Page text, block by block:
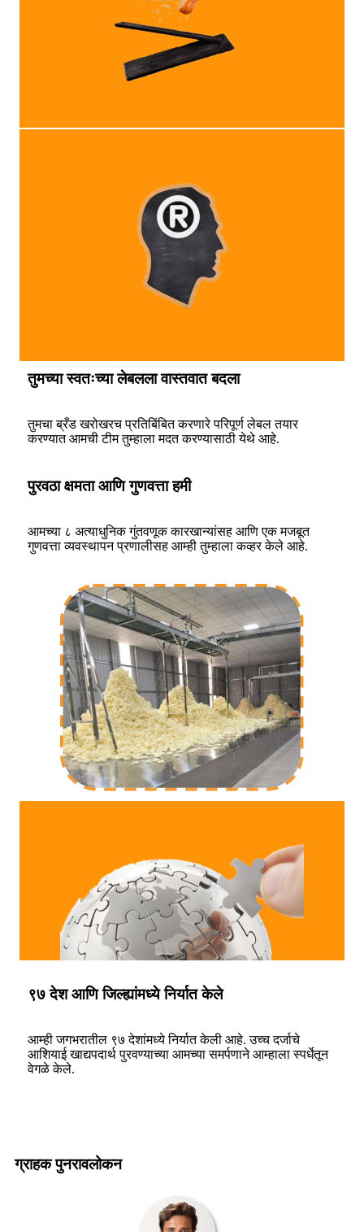
तुमच्या स्वतःच्या लेबलला वास्तवात बदला
तुमचा ब्रँड खरोखरच प्रतिबिंबित करणारे परिपूर्ण लेबल तयार
करण्यात आमची टीम तुम्हाला मदत करण्यासाठी येथे आहे.
पुरवठा क्षमता आणि गुणवत्ता हमी
आमच्या ८ अत्याधुनिक गुंतवणूक कारखान्यांसह आणि एक मजबूत
गुणवत्ता व्यवस्थापन प्रणालीसह आम्ही तुम्हाला कव्हर केले आहे.
९७ देश आणि जिल्ह्यांमध्ये निर्यात केले
आम्ही जगभरातील ९७ देशांमध्ये निर्यात केली आहे. उच्च दर्जाचे
आशियाई खाद्यपदार्थ पुरवण्याच्या आमच्या समर्पणाने आम्हाला स्पर्धेतून
वेगळे केले.
ग्राहक पुनरावलोकन